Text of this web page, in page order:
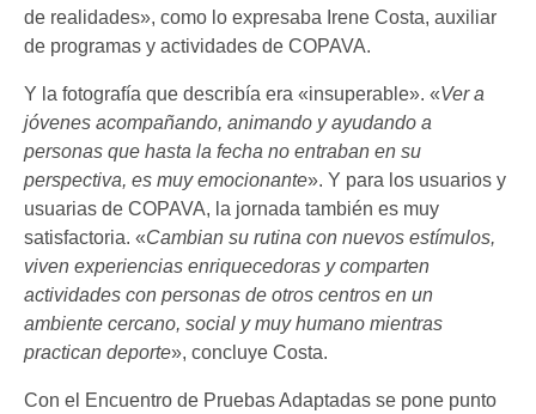
de realidades», como lo expresaba Irene Costa, auxiliar
de programas y actividades de COPAVA.
Y la fotografía que describía era «insuperable». «Ver a
jóvenes acompañando, animando y ayudando a
personas que hasta la fecha no entraban en su
perspectiva, es muy emocionante». Y para los usuarios y
usuarias de COPAVA, la jornada también es muy
satisfactoria. «Cambian su rutina con nuevos estímulos,
viven experiencias enriquecedoras y comparten
actividades con personas de otros centros en un
ambiente cercano, social y muy humano mientras
practican deporte», concluye Costa.
Con el Encuentro de Pruebas Adaptadas se pone punto